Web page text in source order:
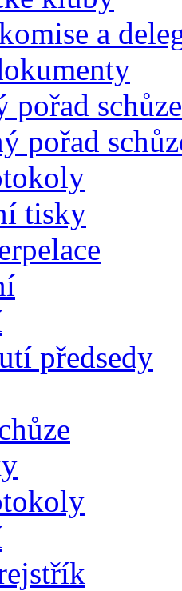
a
pořad schůze
pořad
tisky
předsedy